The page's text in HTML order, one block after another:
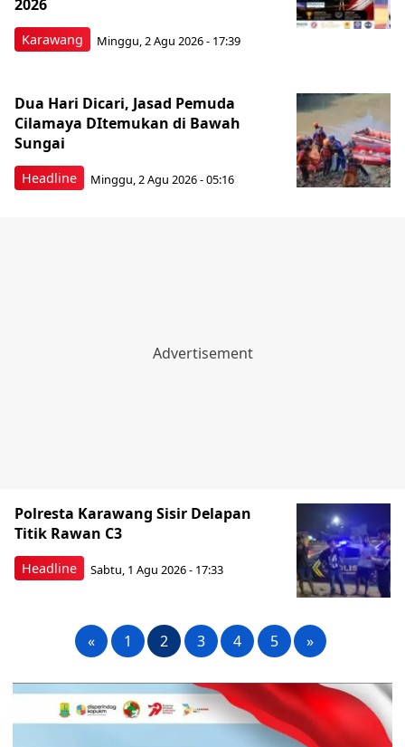
Karawang
2026
Minggu, 2 Agu 2026 - 17:39
Headline
Dua Hari Dicari, Jasad Pemuda
Cilamaya DItemukan di Bawah
Sungai
Minggu, 2 Agu 2026 - 05:16
Headline
Polresta Karawang Sisir Delapan
Titik Rawan C3
Sabtu, 1 Agu 2026 - 17:33
« 1 2 3 4 5 »